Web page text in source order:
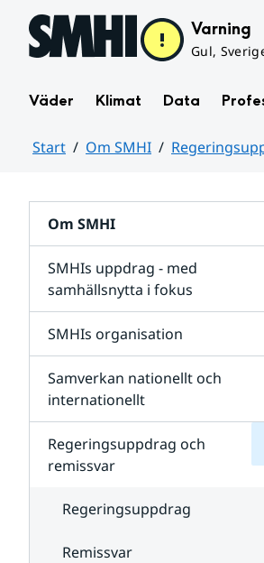
Hoppa till sidans innehåll Varning
Gul,
Väder Klimat Data
Start Om SMHI
Om SMHI
SMHIs uppdrag - med
samhällsnytta i fokus
SMHIs organisation
Samverkan nationellt och
internationellt
Regeringsuppdrag och
remissvar
Regeringsuppdrag
Remissvar